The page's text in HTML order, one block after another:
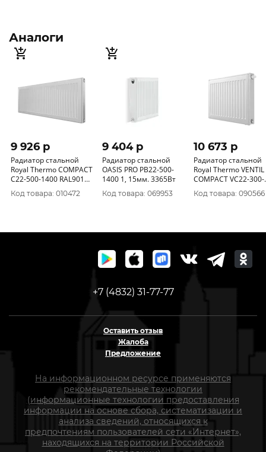
Аналоги
9 926 p
Радиатор стальной
Royal Thermo COMPACT
C22-500-1400 RAL9016
3087Вт
Код товара: 010472
9 404 p
Радиатор стальной
OASIS PRO PB22-500-
1400 1, 15мм. 3365Вт
Код товара: 069953
10 673 p
Радиатор стальной
Royal Thermo VENTIL
COMPACT VC22-300-
1400 RAL9016
Код товара: 090566
+7 (4832) 31-77-77
Оставить отзыв
Жалоба
Предложение
На информационном ресурсе применяются
рекомендательные технологии
(информационные технологии предоставления
информации на основе сбора, систематизации и
анализа сведений, относящихся к
предпочтениям пользователей сети «Интернет»,
находящихся на территории Российской